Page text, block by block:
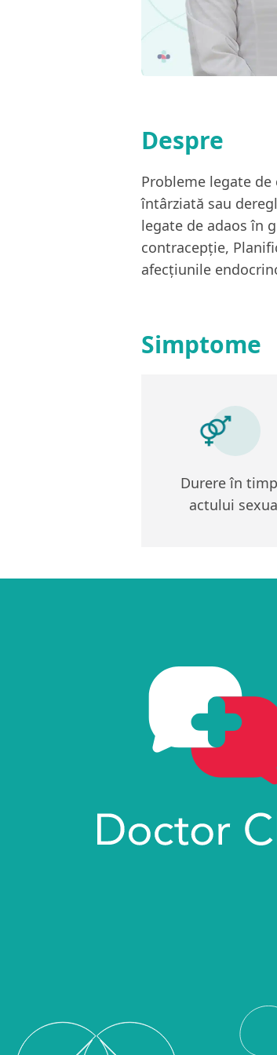
Despre
Probleme legate
întârziată sau
legate de adaos în
contracepţie,
afecţiunile
Simptome
Durere în
actului